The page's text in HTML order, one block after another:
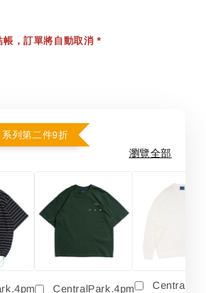
，訂單將自動取消 *
列第二件9折
瀏覽全部
CentralPark.4pm